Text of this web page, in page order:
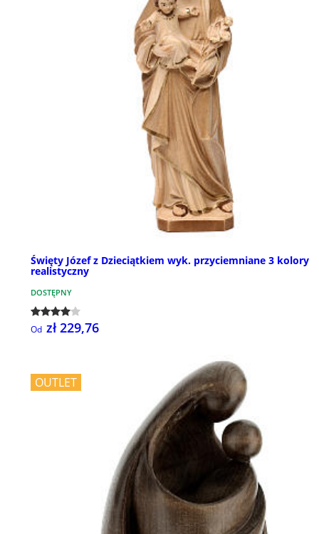
Święty Józef z Dzieciątkiem wyk. przyciemniane 3 kolory
realistyczny
DOSTĘPNY
Od zł 229,76
OUTLET